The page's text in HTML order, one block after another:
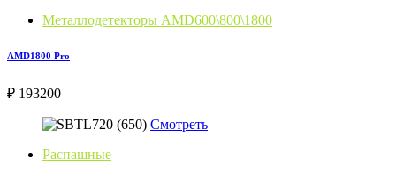
Металлодетекторы AMD600\800\1800
AMD1800 Pro
₽ 193200
Смотреть
Распашные